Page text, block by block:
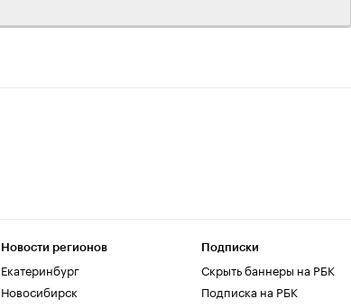
Новости регионов
Екатеринбург
Новосибирск
Подписки
Скрыть баннеры на РБК
Подписка на РБК